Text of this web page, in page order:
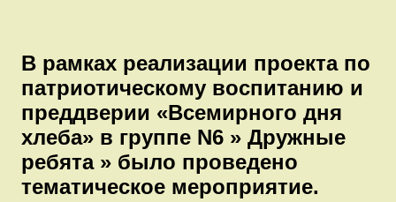
В рамках реализации проекта по
патриотическому воспитанию и
преддверии «Всемирного дня
хлеба» в группе N6 » Дружные
ребята » было проведено
тематическое мероприятие.